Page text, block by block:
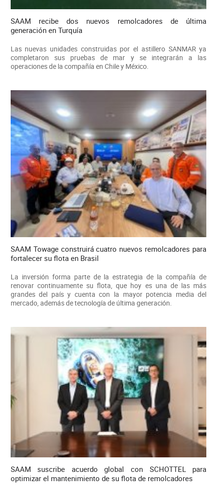
SAAM recibe dos nuevos remolcadores de última
generación en Turquía
Las nuevas unidades construidas por el astillero SANMAR ya
completaron sus pruebas de mar y se integrarán a las
operaciones de la compañía en Chile y México.
SAAM Towage construirá cuatro nuevos remolcadores para
fortalecer su flota en Brasil
La inversión forma parte de la estrategia de la compañía de
renovar continuamente su flota, que hoy es una de las más
grandes del país y cuenta con la mayor potencia media del
mercado, además de tecnología de última generación.
SAAM suscribe acuerdo global con SCHOTTEL para
optimizar el mantenimiento de su flota de remolcadores